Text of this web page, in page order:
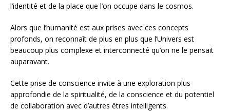
l’identité et de la place que l’on occupe dans le cosmos.
Alors que l’humanité est aux prises avec ces concepts
profonds, on reconnaît de plus en plus que l’Univers est
beaucoup plus complexe et interconnecté qu’on ne le pensait
auparavant.
Cette prise de conscience invite à une exploration plus
approfondie de la spiritualité, de la conscience et du potentiel
de collaboration avec d’autres êtres intelligents.